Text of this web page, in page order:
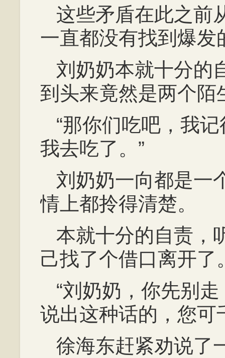
这些矛盾在此之前
一直都没有找到爆发
刘奶奶本就十分的
到头来竟然是两个陌
“那你们吃吧，我
我去吃了。”
刘奶奶一向都是一
情上都拎得清楚。
本就十分的自责，
己找了个借口离开了
“刘奶奶，你先别
说出这种话的，您可
徐海东赶紧劝说了